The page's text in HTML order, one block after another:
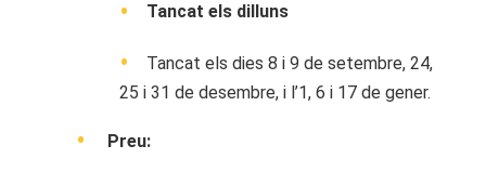
Tancat els dilluns
Tancat els dies 8 i 9 de setembre, 24,
25 i 31 de desembre, i l’1, 6 i 17 de gener.
Preu: